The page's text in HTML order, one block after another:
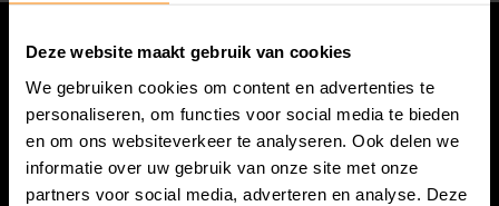
Deze website maakt gebruik van cookies
We gebruiken cookies om content en advertenties te
personaliseren, om functies voor social media te bieden
en om ons websiteverkeer te analyseren. Ook delen we
informatie over uw gebruik van onze site met onze
partners voor social media, adverteren en analyse. Deze